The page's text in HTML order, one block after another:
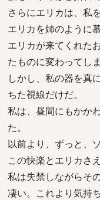
さらにエリカは、私
エリカを姉のように
エリカが来てくれた
たものに変わってしま
しかし、私の器を真
ちた視線だけだ。
私は、昼間にもかか
た。
以前より、ずっと、
この快楽とエリカさ
私は失禁しながらそ
凄い。これより気持